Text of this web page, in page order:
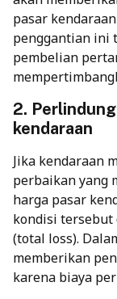
pasar
penggantian ini
pembelian
2.
kendaraan
Jika kendaraan
perbaikan yang
harga pasar
kondisi
(total loss).
memberikan
karena biaya